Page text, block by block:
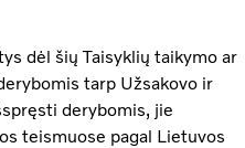
dėl šių Taisyklių taikymo ar
tarp Užsakovo ir
derybomis, jie
teismuose pagal Lietuvos